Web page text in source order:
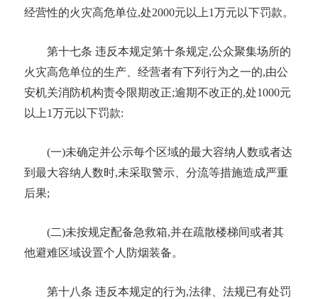
经营性的火灾高危单位,处2000元以上1万元以下罚款。
第十七条 违反本规定第十条规定,公众聚集场所的
火灾高危单位的生产、经营者有下列行为之一的,由公
安机关消防机构责令限期改正;逾期不改正的,处1000元
以上1万元以下罚款:
(一)未确定并公示每个区域的最大容纳人数或者达
到最大容纳人数时,未采取警示、分流等措施造成严重
后果;
(二)未按规定配备急救箱,并在疏散楼梯间或者其
他避难区域设置个人防烟装备。
第十八条 违反本规定的行为,法律、法规已有处罚